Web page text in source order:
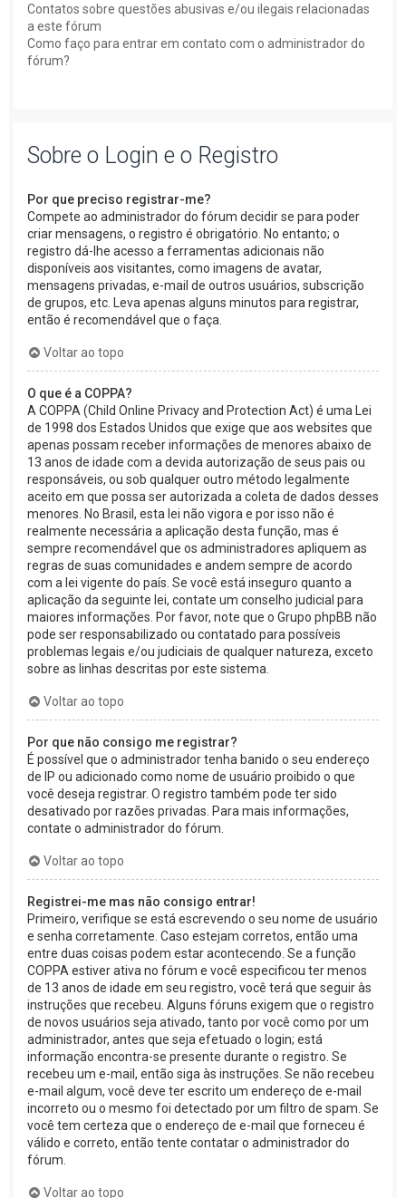
Contatos sobre questões abusivas e/ou ilegais relacionadas
a este fórum
Como faço para entrar em contato com o administrador do
fórum?
Sobre o Login e o Registro
Por que preciso registrar-me?
Compete ao administrador do fórum decidir se para poder
criar mensagens, o registro é obrigatório. No entanto; o
registro dá-lhe acesso a ferramentas adicionais não
disponíveis aos visitantes, como imagens de avatar,
mensagens privadas, e-mail de outros usuários, subscrição
de grupos, etc. Leva apenas alguns minutos para registrar,
então é recomendável que o faça.
Voltar ao topo
O que é a COPPA?
A COPPA (Child Online Privacy and Protection Act) é uma Lei
de 1998 dos Estados Unidos que exige que aos websites que
apenas possam receber informações de menores abaixo de
13 anos de idade com a devida autorização de seus pais ou
responsáveis, ou sob qualquer outro método legalmente
aceito em que possa ser autorizada a coleta de dados desses
menores. No Brasil, esta lei não vigora e por isso não é
realmente necessária a aplicação desta função, mas é
sempre recomendável que os administradores apliquem as
regras de suas comunidades e andem sempre de acordo
com a lei vigente do país. Se você está inseguro quanto a
aplicação da seguinte lei, contate um conselho judicial para
maiores informações. Por favor, note que o Grupo phpBB não
pode ser responsabilizado ou contatado para possíveis
problemas legais e/ou judiciais de qualquer natureza, exceto
sobre as linhas descritas por este sistema.
Voltar ao topo
Por que não consigo me registrar?
É possível que o administrador tenha banido o seu endereço
de IP ou adicionado como nome de usuário proibido o que
você deseja registrar. O registro também pode ter sido
desativado por razões privadas. Para mais informações,
contate o administrador do fórum.
Voltar ao topo
Registrei-me mas não consigo entrar!
Primeiro, verifique se está escrevendo o seu nome de usuário
e senha corretamente. Caso estejam corretos, então uma
entre duas coisas podem estar acontecendo. Se a função
COPPA estiver ativa no fórum e você especificou ter menos
de 13 anos de idade em seu registro, você terá que seguir às
instruções que recebeu. Alguns fóruns exigem que o registro
de novos usuários seja ativado, tanto por você como por um
administrador, antes que seja efetuado o login; está
informação encontra-se presente durante o registro. Se
recebeu um e-mail, então siga às instruções. Se não recebeu
e-mail algum, você deve ter escrito um endereço de e-mail
incorreto ou o mesmo foi detectado por um filtro de spam. Se
você tem certeza que o endereço de e-mail que forneceu é
válido e correto, então tente contatar o administrador do
fórum.
Voltar ao topo